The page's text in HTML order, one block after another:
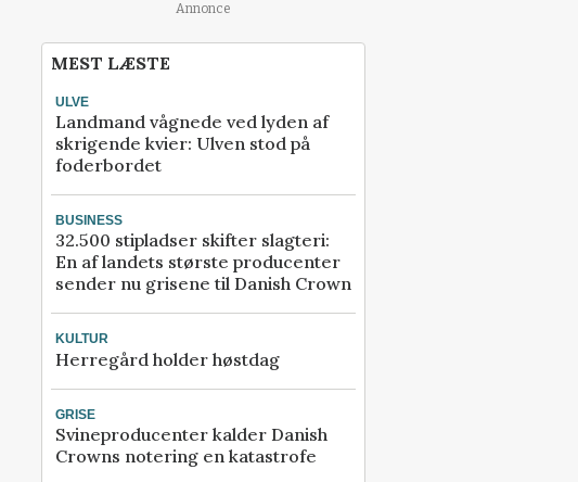
Annonce
MEST LÆSTE
ULVE
Landmand vågnede ved lyden af
skrigende kvier: Ulven stod på
foderbordet
BUSINESS
32.500 stipladser skifter slagteri:
En af landets største producenter
sender nu grisene til Danish Crown
KULTUR
Herregård holder høstdag
GRISE
Svineproducenter kalder Danish
Crowns notering en katastrofe